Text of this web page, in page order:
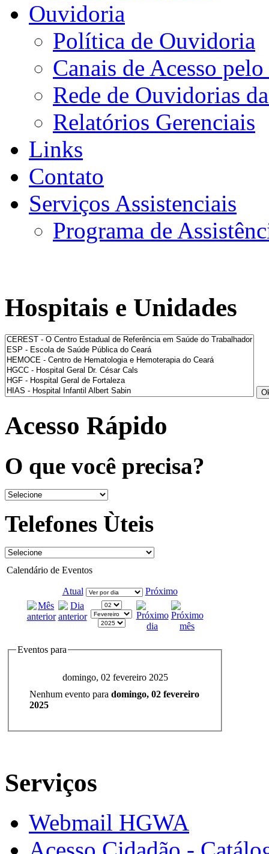
Ouvidoria
Política de Ouvidoria
Canais de Acesso
Rede de Ouvidorias
Relatórios Gerenciais
Links
Contato
Serviços Assistenciais
Programa de
Hospitais e Unidades
Acesso Rápido
O que você precisa?
Telefones Ùteis
Calendário de Eventos
Atual Próximo
Eventos para
domingo, 02 fevereiro 2025
Nenhum evento para domingo, 02 fevereiro
2025
Serviços
Webmail HGWA